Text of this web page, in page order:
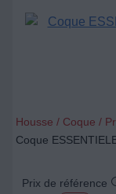
Housse / Coque /
Coque
Prix de référence